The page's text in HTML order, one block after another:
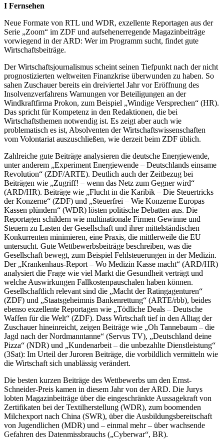
I Fernsehen
Neue Formate von RTL und WDR, exzellente Reportagen aus der
Serie „Zoom“ im ZDF und aufsehenerregende Magazinbeiträge
vorwiegend in der ARD: Wer im Programm sucht, findet gute
Wirtschaftsbeiträge.
Der Wirtschaftsjournalismus scheint seinen Tiefpunkt nach der nicht
prognostizierten weltweiten Finanzkrise überwunden zu haben. So
sahen Zuschauer bereits ein dreiviertel Jahr vor Eröffnung des
Insolvenzverfahrens Warnungen vor Beteiligungen an der
Windkraftfirma Prokon, zum Beispiel „Windige Versprechen“ (HR).
Das spricht für Kompetenz in den Redaktionen, die bei
Wirtschaftsthemen notwendig ist. Es zeigt aber auch wie
problematisch es ist, Absolventen der Wirtschaftswissenschaften
vom Volontariat auszuschließen, wie derzeit beim ZDF üblich.
Zahlreiche gute Beiträge analysieren die deutsche Energiewende,
unter anderem „Experiment Energiewende – Deutschlands einsame
Revolution“ (ZDF/ARTE). Deutlich auch der Zeitbezug bei
Beiträgen wie „Zugriff! – wenn das Netz zum Gegner wird“
(ARD/HR). Beiträge wie „Flucht in die Karibik – Die Steuertricks
der Konzerne“ (ZDF) und „Steuerfrei – Wie Konzerne Europas
Kassen plündern“ (WDR) lösten politische Debatten aus. Die
Reportagen schildern wie multinationale Firmen Gewinne und
Steuern zu Lasten der Gesellschaft und ihrer mittelständischen
Konkurrenten minimieren, eine Praxis, die mittlerweile die EU
untersucht. Gute Wettbewerbsbeiträge beschreiben, was die
Gesellschaft bewegt, zum Beispiel Fehlsteuerungen in der Medizin.
Der „Krankenhaus-Report – Wo Medizin Kasse macht“ (ARD/HR)
analysiert die Frage wie viel Markt die Gesundheit verträgt und
welche Auswirkungen Fallkostenpauschalen haben können.
Gesellschaftlich relevant sind die „Macht der Ratingagenturen“
(ZDF) und „Staatsgeheimnis Bankenrettung“ (ARTE/rbb), beides
ebenso exzellente Reportagen wie „Tödliche Deals – Deutsche
Waffen für die Welt“ (ZDF). Dass Wirtschaft tief in den Alltag der
Zuschauer hineinreicht, zeigen Beiträge wie „Oh Tannebaum – die
Jagd nach der Nordmanntanne“ (Servus TV), „Deutschland deine
Pizza“ (NDR) und „Kundenarbeit – die unbezahlte Dienstleistung“
(3Sat): Im Urteil der Juroren Beiträge, die vorbildlich vermitteln wie
die Wirtschaft sich unablässig verändert.
Die besten kurzen Beiträge des Wettbewerbs um den Ernst-
Schneider-Preis kamen in diesem Jahr von der ARD. Die Jurys
lobten Magazinbeiträge über die eingeschränkte Aussagekraft von
Zertifikaten bei der Textilherstellung (WDR), zum boomenden
Milchexport nach China (SWR), über die Ausbildungsbereitschaft
von Jugendlichen (MDR) und – einmal mehr – über wachsende
Gefahren des Datenmissbrauchs („Cyberwar“, BR).